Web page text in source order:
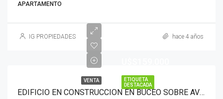
APARTAMENTO
IG PROPIEDADES hace 4 años
ETIQUETA
DESTACADA
VENTA
EDIFICIO EN CONSTRUCCION EN BUCEO SOBRE AVENIDA RIVERA ESQ. SOLANO LOPEZ